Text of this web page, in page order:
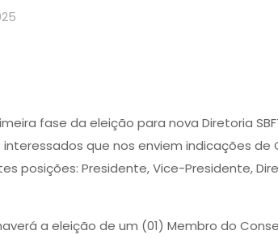
fase da eleição para nova Diretoria
que nos enviem indicações
posições: Presidente, Vice-Presidente,
a eleição de um (01) Membro do